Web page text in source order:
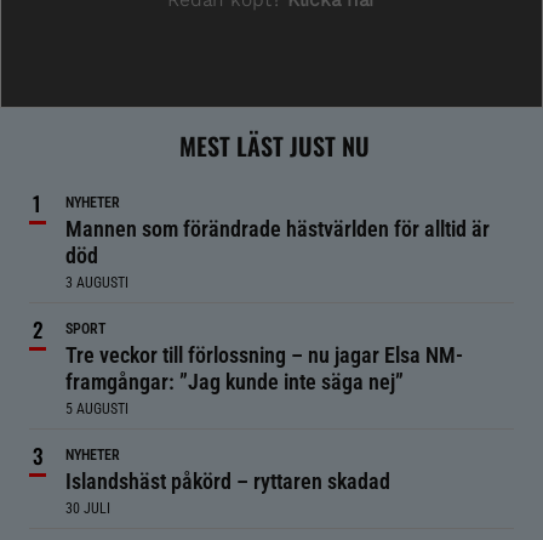
MEST LÄST JUST NU
NYHETER
Mannen som förändrade hästvärlden för alltid är
död
3 AUGUSTI
SPORT
Tre veckor till förlossning – nu jagar Elsa NM-
framgångar: ”Jag kunde inte säga nej”
5 AUGUSTI
NYHETER
Islandshäst påkörd – ryttaren skadad
30 JULI